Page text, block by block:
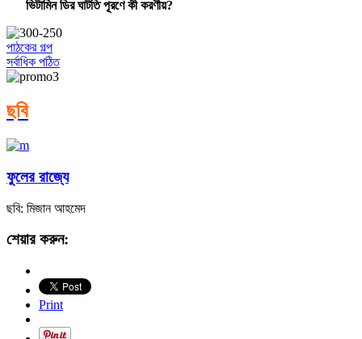
ভিটামিন ডির ঘাটতি পূরণে কী করণীয়?
পাঠকের গল্প
সর্বাধিক পঠিত
ছবি
ফুলের রাজ্যে
ছবি: মিজান আহমেদ
শেয়ার করুন:
Print